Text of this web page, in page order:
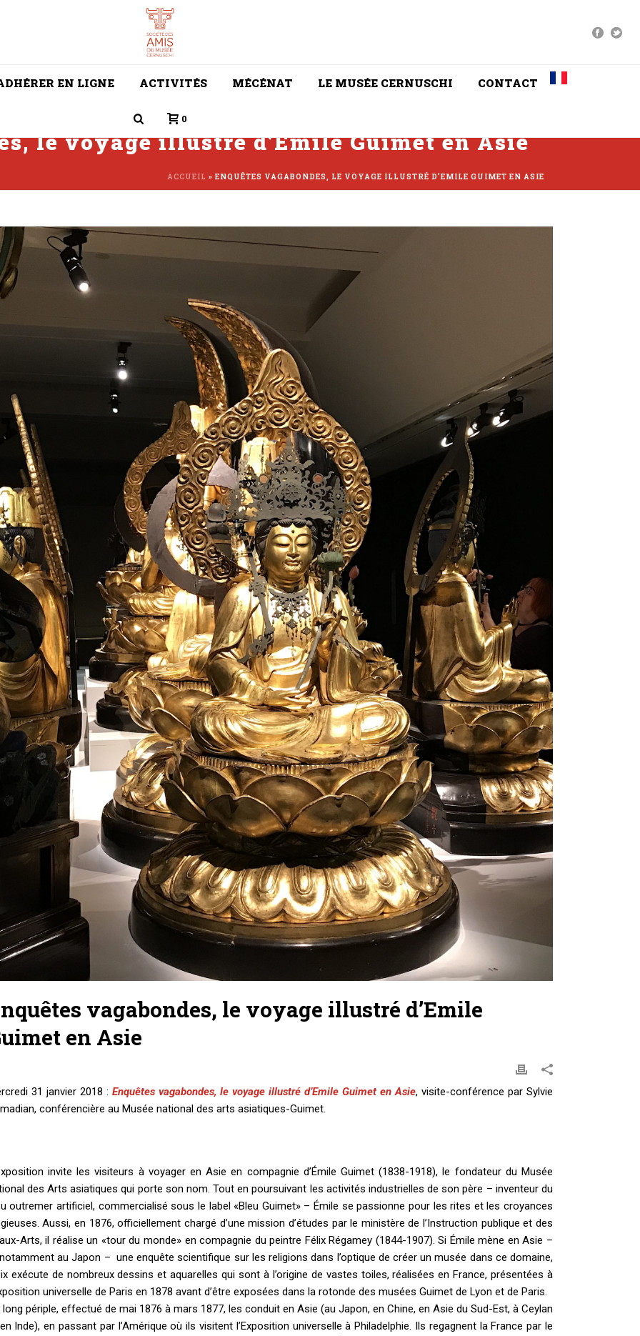
EN LIGNE ACTIVITÉS MÉCÉNAT LE MUSÉE CERNUSCHI CONTACT
0
le voyage illustré d’Emile Guimet en Asie
ACCUEIL » ENQUÊTES VAGABONDES, LE VOYAGE ILLUSTRÉ D’EMILE GUIMET EN ASIE
vagabondes, le voyage illustré d’Emile
en Asie
31 janvier 2018 : Enquêtes vagabondes, le voyage illustré d’Emile Guimet en Asie, visite-conférence par Sylvie
conférencière au Musée national des arts asiatiques-Guimet.
invite les visiteurs à voyager en Asie en compagnie d’Émile Guimet (1838-1918), le fondateur du Musée
des Arts asiatiques qui porte son nom. Tout en poursuivant les activités industrielles de son père – inventeur du
outremer artificiel, commercialisé sous le label «Bleu Guimet» – Émile se passionne pour les rites et les croyances
Aussi, en 1876, officiellement chargé d’une mission d’études par le ministère de l’Instruction publique et des
Arts, il réalise un «tour du monde» en compagnie du peintre Félix Régamey (1844-1907). Si Émile mène en Asie –
au Japon – une enquête scientifique sur les religions dans l’optique de créer un musée dans ce domaine,
exécute de nombreux dessins et aquarelles qui sont à l’origine de vastes toiles, réalisées en France, présentées à
universelle de Paris en 1878 avant d’être exposées dans la rotonde des musées Guimet de Lyon et de Paris.
long périple, effectué de mai 1876 à mars 1877, les conduit en Asie (au Japon, en Chine, en Asie du Sud-Est, à Ceylan
Inde), en passant par l’Amérique où ils visitent l’Exposition universelle à Philadelphie. Ils regagnent la France par le